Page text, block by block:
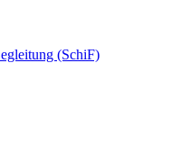
(SchiF)